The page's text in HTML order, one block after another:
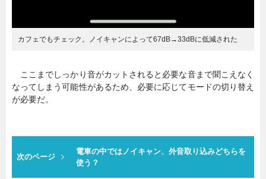
カフェでもチェック。ノイキャンによって67dB→33dBに低減された
ここまでしっかり音がカットされると必要な音まで聞こえなく
なってしまう可能性があるため、必要に応じてモードの切り替え
が必要だ。
次のページ
電車の中ではノイキャン、外音取り込みどちらを
使う？